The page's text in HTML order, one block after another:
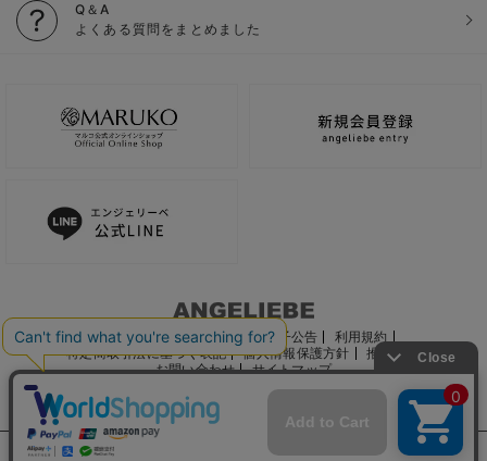
Q＆A
よくある質問をまとめました
ご利用ガイド 会社概要 電子公告
利用規約
特定商取引法に基づく表記
個人情報保護方針
推奨環境
お問い合わせ
サイトマップ
サイト内の文章、画像などの著作物はマルコ株式会社に属します。